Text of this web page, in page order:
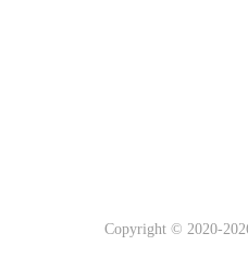
Copyright © 2020-